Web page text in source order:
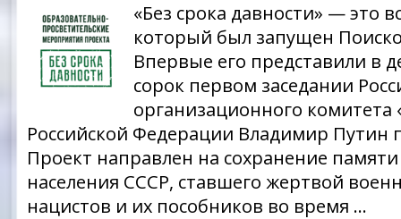
«Без срока давности» — это
который был запущен
Впервые его представили в
сорок первом заседании
организационного комитета
Российской Федерации Владимир Путин
Проект направлен на сохранение
населения СССР, ставшего жертвой
нацистов и их пособников во время …